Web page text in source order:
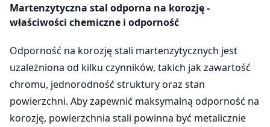
Martenzytyczna stal odporna na korozję -
właściwości chemiczne i odporność
Odporność na korozję stali martenzytycznych jest
uzależniona od kilku czynników, takich jak zawartość
chromu, jednorodność struktury oraz stan
powierzchni. Aby zapewnić maksymalną odporność na
korozję, powierzchnia stali powinna być metalicznie